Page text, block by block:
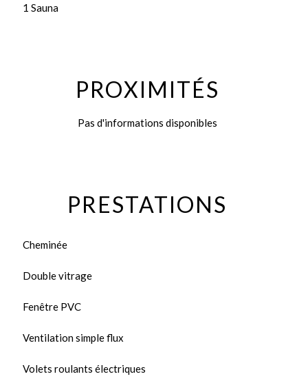
1 Sauna
PROXIMITÉS
Pas d'informations disponibles
PRESTATIONS
Cheminée
Double vitrage
Fenêtre PVC
Ventilation simple flux
Volets roulants électriques